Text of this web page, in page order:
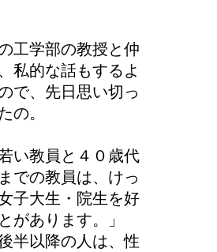
エビ水槽の掃除の仕方
！
顔にできた脂肪の粒は何
者？原因と対策
工学部の教授と仲
私的な話もするよ
で、先日思い切っ
の。
い教員と４０歳代
での教員は、けっ
子大生・院生を好
があります。」
半以降の人は、性